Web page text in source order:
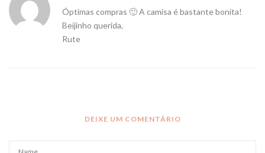
Óptimas compras 🙂 A camisa é bastante bonita!
Beijinho querida,
Rute
DEIXE UM COMENTÁRIO